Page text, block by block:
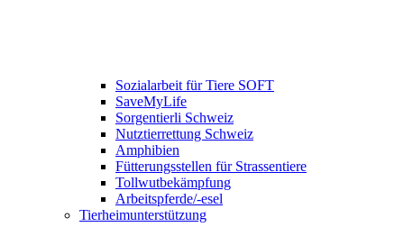
Sozialarbeit für Tiere SOFT
SaveMyLife
Sorgentierli Schweiz
Nutztierrettung Schweiz
Amphibien
Fütterungsstellen für Strassentiere
Tollwutbekämpfung
Arbeitspferde/-esel
Tierheimunterstützung